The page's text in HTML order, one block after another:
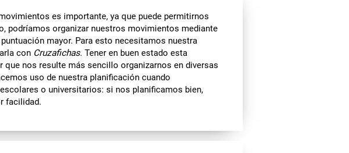
es importante, ya que puede permitirnos
podríamos organizar nuestros movimientos mediante
mayor. Para esto necesitamos nuestra
con Cruzafichas. Tener en buen estado esta
que nos resulte más sencillo organizarnos en diversas
uso de nuestra planificación cuando
o universitarios: si nos planificamos bien,
facilidad.